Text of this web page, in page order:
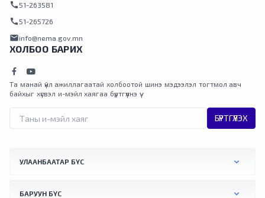
call 51-263581
call 51-265726
mailinfo@nema.gov.mn
ХОЛБОО БАРИХ
Та манай үйл ажиллагаатай холбоотой шинэ мэдээлэл тогтмол авч
байхыг хүсвэл и-мэйл хаягаа бүртгүүлнэ үү.
БҮРТГҮҮЛЭХ
УЛААНБААТАР БҮС
БАРУУН БҮС